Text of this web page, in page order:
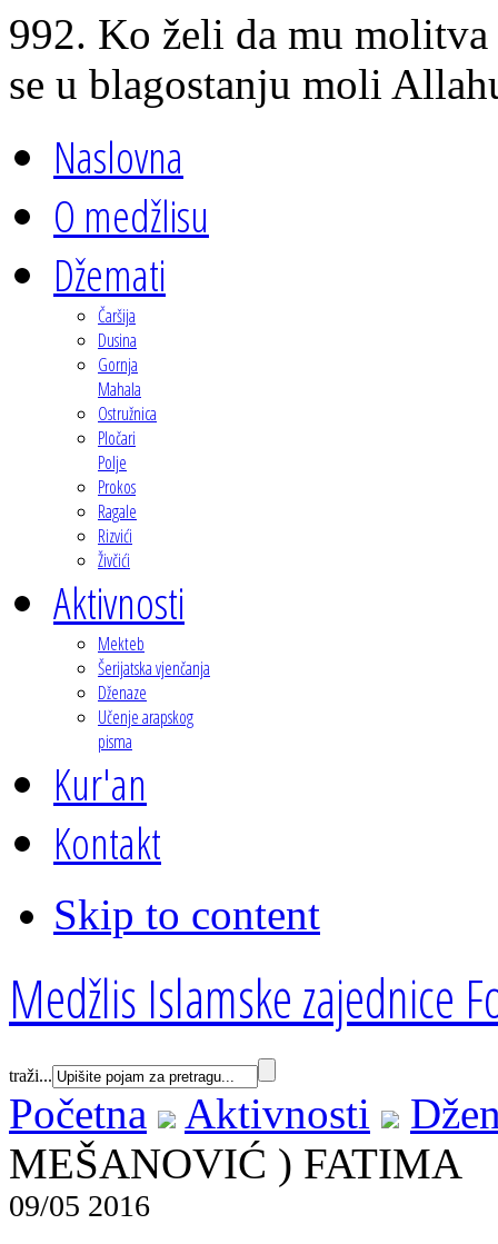
992. Ko želi da mu
se u blagostanju moli
Naslovna
O medžlisu
Džemati
Čaršija
Dusina
Gornja
Mahala
Ostružnica
Pločari
Polje
Prokos
Ragale
Rizvići
Živčići
Aktivnosti
Mekteb
Šerijatska vjenčanja
Dženaze
Učenje arapskog
pisma
Kur'an
Kontakt
Skip to content
Medžlis Islamske zajednice
traži...
Početna Aktivnosti
MEŠANOVIĆ ) FATIMA
09/05 2016